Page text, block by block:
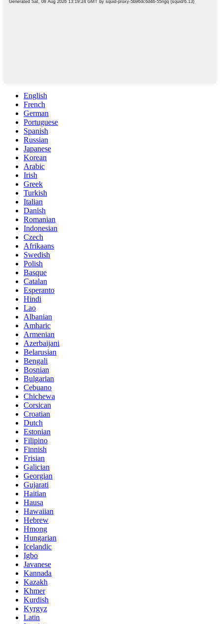
English
French
German
Portuguese
Spanish
Russian
Japanese
Korean
Arabic
Irish
Greek
Turkish
Italian
Danish
Romanian
Indonesian
Czech
Afrikaans
Swedish
Polish
Basque
Catalan
Esperanto
Hindi
Lao
Albanian
Amharic
Armenian
Azerbaijani
Belarusian
Bengali
Bosnian
Bulgarian
Cebuano
Chichewa
Corsican
Croatian
Dutch
Estonian
Filipino
Finnish
Frisian
Galician
Georgian
Gujarati
Haitian
Hausa
Hawaiian
Hebrew
Hmong
Hungarian
Icelandic
Igbo
Javanese
Kannada
Kazakh
Khmer
Kurdish
Kyrgyz
Latin